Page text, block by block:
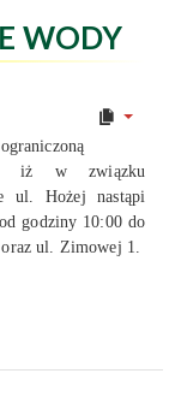
WODY
iż w związku
ul. Hożej nastąpi
godziny 10:00 do
ul. Zimowej 1.